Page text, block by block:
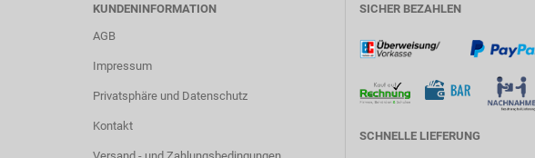
KUNDENINFORMATION
AGB
Impressum
Privatsphäre und Datenschutz
Kontakt
SICHER BEZAHLEN
SCHNELLE LIEFERUNG